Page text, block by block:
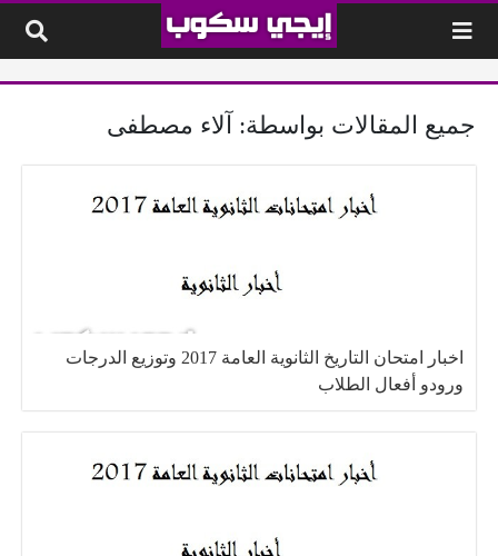
جميع المقالات بواسطة: آلاء مصطفى
اخبار امتحان التاريخ الثانوية العامة 2017 وتوزيع الدرجات
ورودو أفعال الطلاب